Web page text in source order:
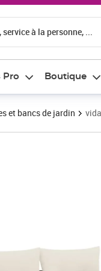
à la personne, ...
Pro Boutique
et bancs de jardin